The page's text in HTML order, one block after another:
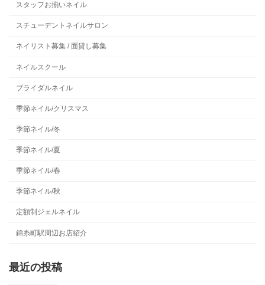
スタッフお揃いネイル
スチューデントネイルサロン
ネイリスト募集 / 面貸し募集
ネイルスクール
ブライダルネイル
季節ネイル/クリスマス
季節ネイル/冬
季節ネイル/夏
季節ネイル/春
季節ネイル/秋
定額制ジェルネイル
錦糸町駅周辺お店紹介
最近の投稿